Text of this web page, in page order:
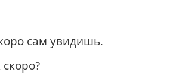
сам увидишь.